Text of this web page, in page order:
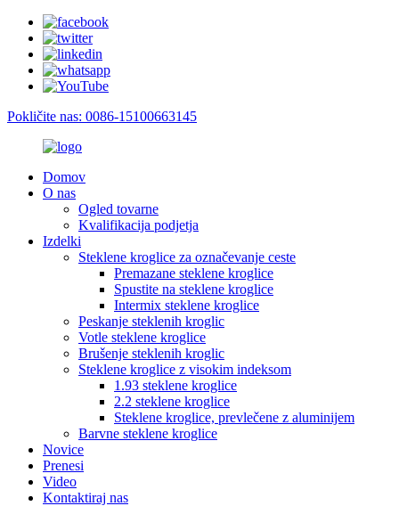
Pokličite nas: 0086-15100663145
Domov
O nas
Ogled tovarne
Kvalifikacija podjetja
Izdelki
Steklene kroglice za označevanje ceste
Premazane steklene kroglice
Spustite na steklene kroglice
Intermix steklene kroglice
Peskanje steklenih kroglic
Votle steklene kroglice
Brušenje steklenih kroglic
Steklene kroglice z visokim indeksom
1.93 steklene kroglice
2.2 steklene kroglice
Steklene kroglice, prevlečene z aluminijem
Barvne steklene kroglice
Novice
Prenesi
Video
Kontaktiraj nas